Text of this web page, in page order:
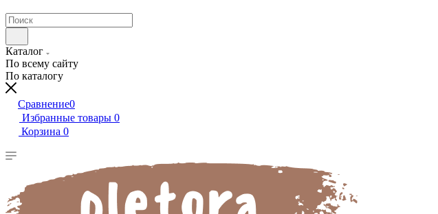
Каталог
По всему сайту
По каталогу
Сравнение0
Избранные товары 0
Корзина 0